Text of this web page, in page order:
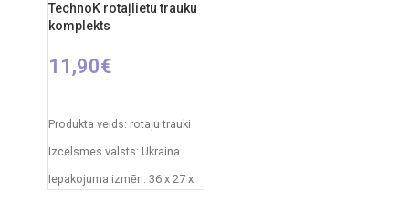
gadiem.
TechnoK rotaļlietu trauku
komplekts
11,90€
Produkta veids: rotaļu trauki
Izcelsmes valsts: Ukraina
Iepakojuma izmēri: 36 x 27 x